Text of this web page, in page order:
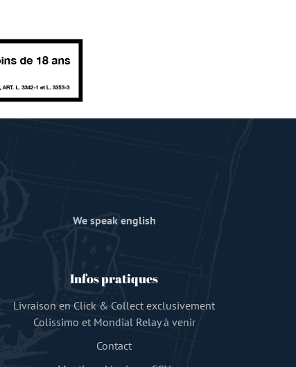
We speak english
Infos pratiques
Livraison en Click & Collect exclusivement
Colissimo et Mondial Relay à venir
Contact